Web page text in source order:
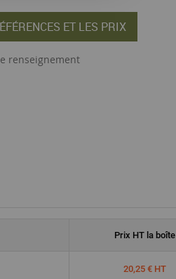
ET LES PRIX
renseignement
Prix HT la boîte
20,25 € HT